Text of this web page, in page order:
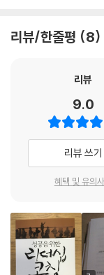
19. 내 삶의 방식이 열
이 책의 리더십 원칙들
자리에 있는 사람들에
다른 사람들에게 동기
것이 필요하다. 또한
름 안겨주기만 해서는
용해 새롭게 탈바꿈하
시스템이나 변화를 신
스템이나 변화를 테스
하지만 이 방법들은
리뷰/한줄평 8
리뷰
9.0
리뷰 쓰기
혜택 및 유의